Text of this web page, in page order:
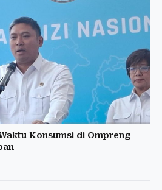
Konsumsi di Ompreng